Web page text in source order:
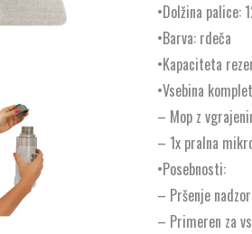
•Dolžina palice:
•Barva: rdeča
•Kapaciteta
•Vsebina
– Mop z
– 1x pralna
•Posebnosti:
– Pršenje
– Primeren za